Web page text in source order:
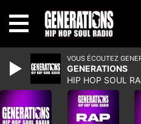
VOUS ÉCOUTEZ
GENERATIONS
HIP HOP SOUL